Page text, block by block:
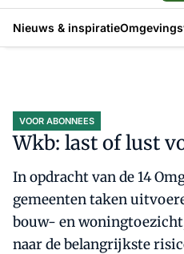
Nieuws & inspiratie
VOOR ABONNEES
Wkb: last of lust
In opdracht van de 14
gemeenten taken
bouw- en
naar de belangrijkste